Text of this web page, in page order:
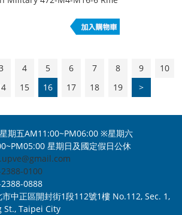
4 5 6 7 8 9
10
15 16 17 18 19 >
期五AM11:00~PM06:00 ※星期六
星期日及國定假日公休
0100
0888
市中正區開封街1段112號1樓 No.112, Sec. 1,
St., Taipei City